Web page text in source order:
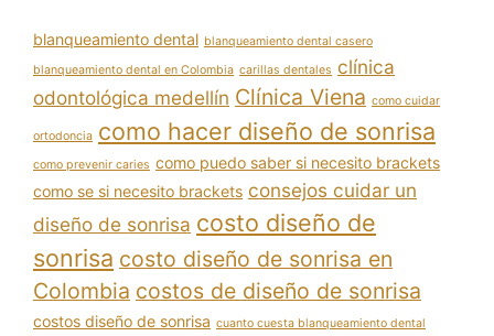
blanqueamiento dental blanqueamiento dental casero
blanqueamiento dental en Colombia carillas dentales clínica
odontológica medellín Clínica Viena como cuidar
ortodoncia como hacer diseño de sonrisa
como prevenir caries como puedo saber si necesito brackets
como se si necesito brackets consejos cuidar un
diseño de sonrisa costo diseño de
sonrisa costo diseño de sonrisa en
Colombia costos de diseño de sonrisa
costos diseño de sonrisa cuanto cuesta blanqueamiento dental